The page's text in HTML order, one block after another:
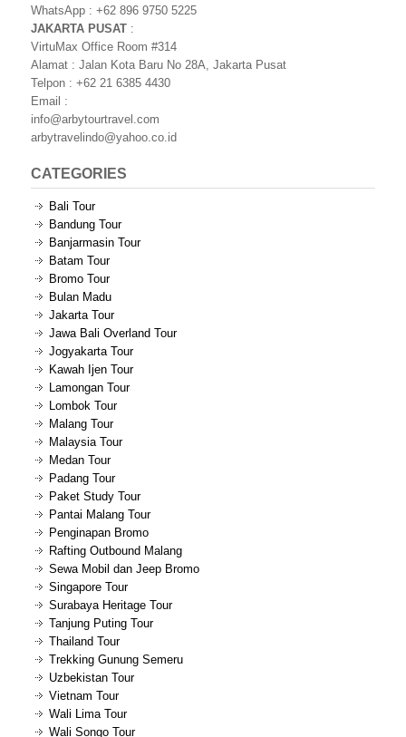
WhatsApp : +62 896 9750 5225
JAKARTA PUSAT :
VirtuMax Office Room #314
Alamat : Jalan Kota Baru No 28A, Jakarta Pusat
Telpon : +62 21 6385 4430
Email :
info@arbytourtravel.com
arbytravelindo@yahoo.co.id
CATEGORIES
Bali Tour
Bandung Tour
Banjarmasin Tour
Batam Tour
Bromo Tour
Bulan Madu
Jakarta Tour
Jawa Bali Overland Tour
Jogyakarta Tour
Kawah Ijen Tour
Lamongan Tour
Lombok Tour
Malang Tour
Malaysia Tour
Medan Tour
Padang Tour
Paket Study Tour
Pantai Malang Tour
Penginapan Bromo
Rafting Outbound Malang
Sewa Mobil dan Jeep Bromo
Singapore Tour
Surabaya Heritage Tour
Tanjung Puting Tour
Thailand Tour
Trekking Gunung Semeru
Uzbekistan Tour
Vietnam Tour
Wali Lima Tour
Wali Songo Tour